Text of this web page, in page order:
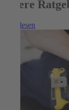
Unsere
Weiterlesen